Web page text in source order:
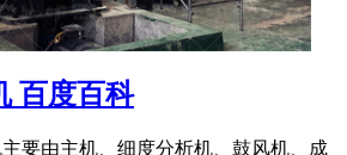
百度百科
要由主机、细度分析机、鼓风机、成